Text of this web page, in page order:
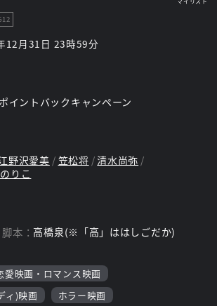
12月31日 23時59分
野沢愛美 笠松将
清水尚弥
りこ
脚本： 高橋泉(※「高」ははしごだか)
愛映画・ロマンス映画
ィ)映画
ホラー映画